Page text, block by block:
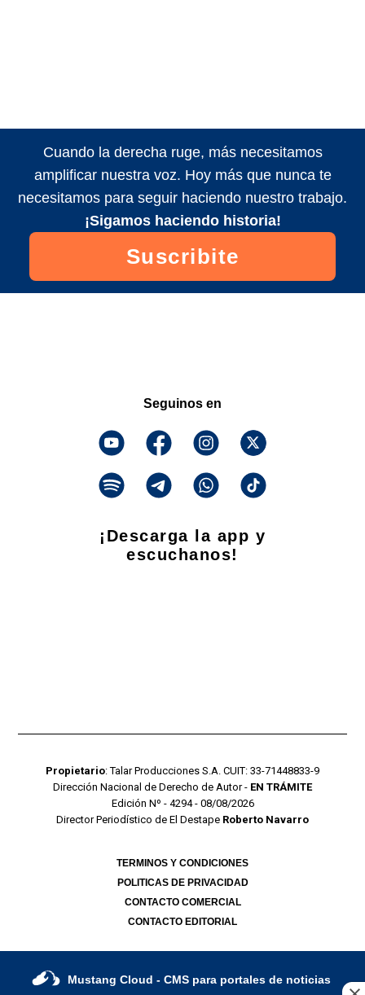
Cuando la derecha ruge, más necesitamos
amplificar nuestra voz. Hoy más que nunca te
necesitamos para seguir haciendo nuestro trabajo.
¡Sigamos haciendo historia!
Suscribite
Seguinos en
¡Descarga la app y
escuchanos!
Propietario: Talar Producciones S.A. CUIT: 33-71448833-9
Dirección Nacional de Derecho de Autor - EN TRÁMITE
Edición Nº - 4294 - 08/08/2026
Director Periodístico de El Destape Roberto Navarro
TERMINOS Y CONDICIONES
POLITICAS DE PRIVACIDAD
CONTACTO COMERCIAL
CONTACTO EDITORIAL
Mustang Cloud - CMS para portales de noticias